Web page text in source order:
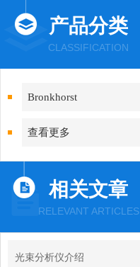
产品分类
CLASSIFICATION
Bronkhorst
查看更多
相关文章
RELEVANT ARTICLES
光束分析仪介绍